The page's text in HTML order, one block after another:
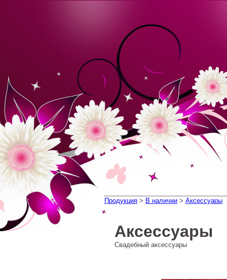
Продукция > В наличии > Аксессуары
Аксессуары
Свадебный аксессуары